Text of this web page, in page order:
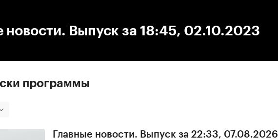
новости. Выпуск за 18:45, 02.10.2023
программы
Главные новости. Выпуск за 22:33, 07.08.2026